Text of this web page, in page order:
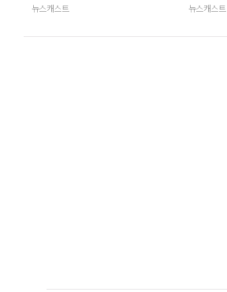
뉴스캐스트 뉴스캐스트